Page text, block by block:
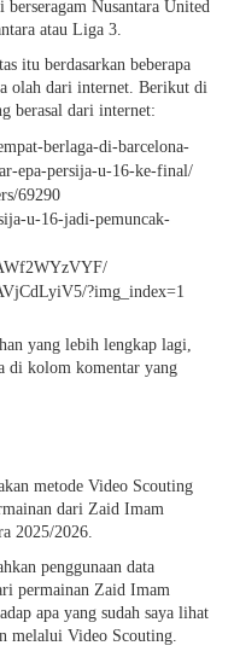
Nusantara United
atau Liga 3.
itu berdasarkan beberapa
olah dari internet. Berikut di
berasal dari internet:
berlaga-di-barcelona-
epa-persija-u-16-ke-final/
69290
u-16-jadi-pemuncak-
?img_index=1
yang lebih lengkap lagi,
di kolom komentar yang
metode Video Scouting
dari Zaid Imam
2025/2026.
penggunaan data
permainan Zaid Imam
apa yang sudah saya lihat
melalui Video Scouting.